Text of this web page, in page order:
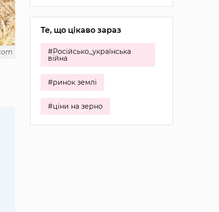
Те, що цікаво зараз
#Російсько_українська
війна
#ринок землі
#ціни на зерно